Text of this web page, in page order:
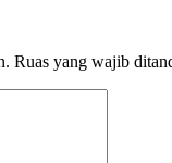
Ruas yang wajib